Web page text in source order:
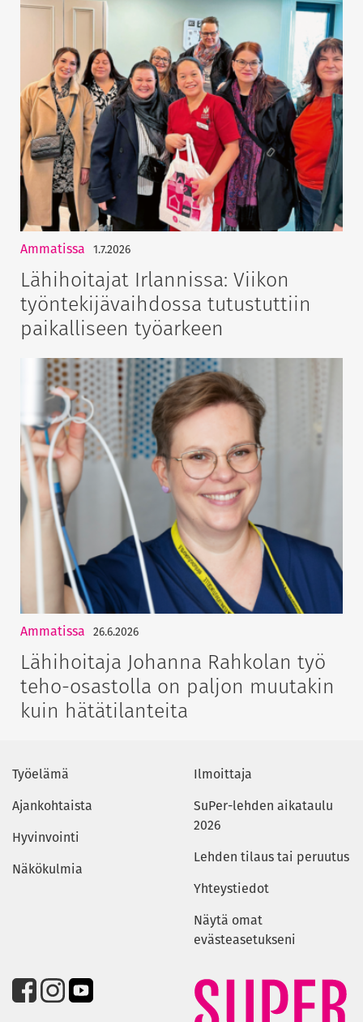
Ammatissa 1.7.2026
Lähihoitajat Irlannissa: Viikon
työntekijävaihdossa tutustuttiin
paikalliseen työarkeen
Ammatissa 26.6.2026
Lähihoitaja Johanna Rahkolan työ
teho-osastolla on paljon muutakin
kuin hätätilanteita
Työelämä
Ajankohtaista
Hyvinvointi
Näkökulmia
Ilmoittaja
SuPer-lehden aikataulu
2026
Lehden tilaus tai peruutus
Yhteystiedot
Näytä omat
evästeasetukseni